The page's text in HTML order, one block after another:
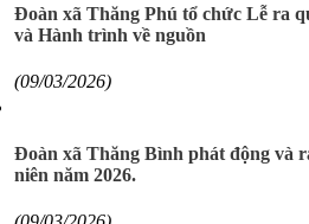
Đoàn xã Thăng Phú tổ chức Lễ ra
và Hành trình về nguồn
(09/03/2026)
Đoàn xã Thăng Bình phát động và
niên năm 2026.